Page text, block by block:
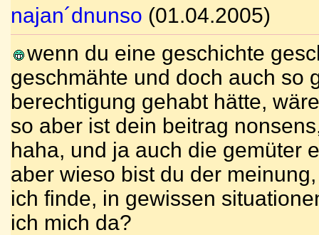
najan´dnunso (01.04.2005)
wenn du eine geschichte
geschmähte und doch auch so
berechtigung gehabt hätte,
so aber ist dein beitrag
haha, und ja auch die gemüter
aber wieso bist du der
ich finde, in gewissen
ich mich da?